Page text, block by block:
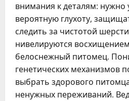
внимания к деталям: нужно
вероятную глухоту,
следить за чистотой
нивелируются
белоснежный питомец.
генетических механизмов
выбрать здорового
ненужных переживаний.